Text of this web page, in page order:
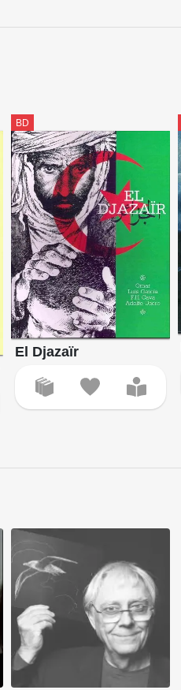
BD
El Djazaïr